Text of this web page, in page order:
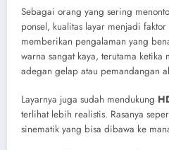
Sebagai orang yang sering
ponsel, kualitas layar menjadi
memberikan pengalaman yang
warna sangat kaya, terutama
adegan gelap atau pemandangan
Layarnya juga sudah mendukung
terlihat lebih realistis. Rasanya
sinematik yang bisa dibawa ke